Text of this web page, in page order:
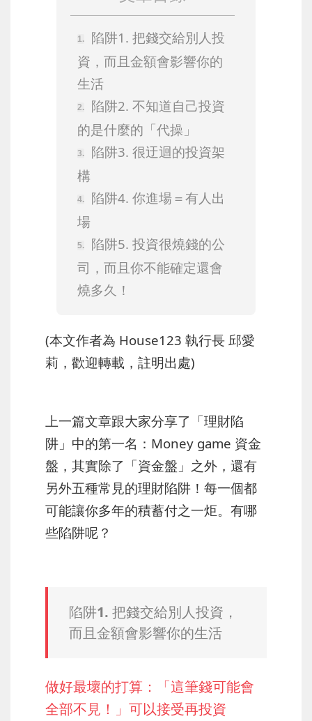
陷阱1. 把錢交給別人投
資，而且金額會影響你的
生活
陷阱2. 不知道自己投資
的是什麼的「代操」
陷阱3. 很迂迴的投資架
構
陷阱4. 你進場＝有人出
場
陷阱5. 投資很燒錢的公
司，而且你不能確定還會
燒多久！
(本文作者為 House123 執行長 邱愛
莉，歡迎轉載，註明出處)
上一篇文章跟大家分享了「理財陷
阱」中的第一名：Money game 資金
盤，其實除了「資金盤」之外，還有
另外五種常見的理財陷阱！每一個都
可能讓你多年的積蓄付之一炬。有哪
些陷阱呢？
陷阱1. 把錢交給別人投資，
而且金額會影響你的生活
做好最壞的打算：「這筆錢可能會
全部不見！」可以接受再投資